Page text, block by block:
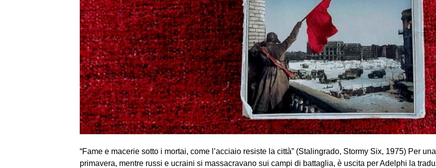
“Fame e macerie sotto i mortai, come l’acciaio resiste la città” (Stalingrado, Stormy Six, 1975) Per
primavera, mentre russi e ucraini si massacravano sui campi di battaglia, è uscita per Adelphi la